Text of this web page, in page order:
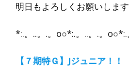
明日もよろしくお願いします
*:.。..。.。o○*:.。..。.。o○*:.
【７期特Ｇ】Jジュニア！！